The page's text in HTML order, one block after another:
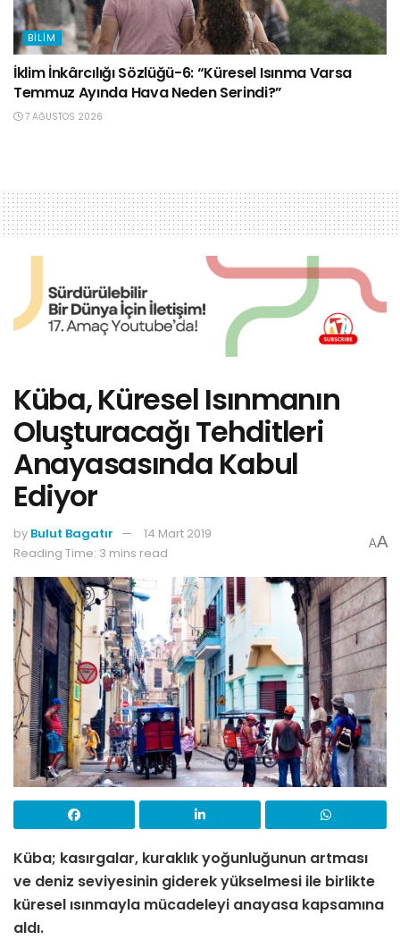
BILIM
İklim İnkârcılığı Sözlüğü-6: “Küresel Isınma Varsa
Temmuz Ayında Hava Neden Serindi?”
7 AĞUSTOS 2026
Küba, Küresel Isınmanın
Oluşturacağı Tehditleri
Anayasasında Kabul
Ediyor
by Bulut Bagatır
14 Mart 2019
Reading Time: 3 mins read
AA
Küba; kasırgalar, kuraklık yoğunluğunun artması
ve deniz seviyesinin giderek yükselmesi ile birlikte
küresel ısınmayla mücadeleyi anayasa kapsamına
aldı.